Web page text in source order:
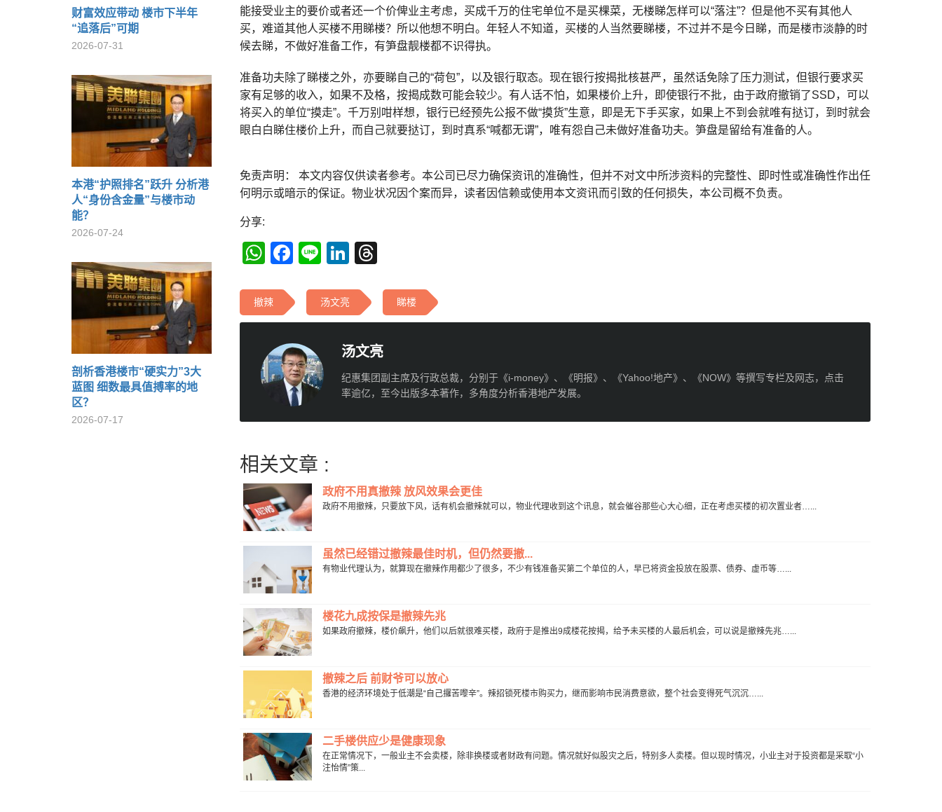
财富效应带动 楼市下半年
“追落后”可期
2026-07-31
本港“护照排名”跃升 分析港
人“身份含金量”与楼市动
能？
2026-07-24
剖析香港楼市“硬实力”3大
蓝图 细数最具值搏率的地
区？
2026-07-17
能接受业主的要价或者还一个价俾业主考虑，买成千万的住宅单位不是买棵菜，无楼睇怎样可以“落注”？但是他不买有其他人
买，难道其他人买楼不用睇楼？所以他想不明白。年轻人不知道，买楼的人当然要睇楼，不过并不是今日睇，而是楼市淡静的时
候去睇，不做好准备工作，有笋盘靓楼都不识得执。
准备功夫除了睇楼之外，亦要睇自己的“荷包”，以及银行取态。现在银行按揭批核甚严，虽然话免除了压力测试，但银行要求买
家有足够的收入，如果不及格，按揭成数可能会较少。有人话不怕，如果楼价上升，即使银行不批，由于政府撤销了SSD，可以
将买入的单位“摸走”。千万别咁样想，银行已经预先公报不做“摸货”生意，即是无下手买家，如果上不到会就唯有挞订，到时就会
眼白白睇住楼价上升，而自己就要挞订，到时真系“喊都无谓”，唯有怨自己未做好准备功夫。笋盘是留给有准备的人。
免责声明： 本文内容仅供读者参考。本公司已尽力确保资讯的准确性，但并不对文中所涉资料的完整性、即时性或准确性作出任
何明示或暗示的保证。物业状况因个案而异，读者因信赖或使用本文资讯而引致的任何损失，本公司概不负责。
分享:
WhatsApp
Facebook
LineLinkedIn
撤辣 汤文亮 睇楼
汤文亮
纪惠集团副主席及行政总裁，分别于《i-money》、《明报》、《Yahoo!地产》、《NOW》等撰写专栏及网志，点击
率逾亿，至今出版多本著作，多角度分析香港地产发展。
相关文章 :
政府不用真撤辣 放风效果会更佳
政府不用撤辣，只要放下风，话有机会撤辣就可以，物业代理收到这个讯息，就会催谷那些心大心细，正在考虑买楼的初次置业者…...
虽然已经错过撤辣最佳时机，但仍然要撤...
有物业代理认为，就算现在撤辣作用都少了很多，不少有钱准备买第二个单位的人，早已将资金投放在股票、债券、虚币等…...
楼花九成按保是撤辣先兆
如果政府撤辣，楼价飙升，他们以后就很难买楼，政府于是推出9成楼花按揭，给予未买楼的人最后机会，可以说是撤辣先兆…...
撤辣之后 前财爷可以放心
香港的经济环境处于低潮是“自己攞苦嚟辛”。辣招锁死楼市购买力，继而影响市民消费意欲，整个社会变得死气沉沉…...
二手楼供应少是健康现象
在正常情况下，一般业主不会卖楼，除非换楼或者财政有问题。情况就好似股灾之后，特别多人卖楼。但以现时情况，小业主对于投资都是采取“小
注怡情”策...